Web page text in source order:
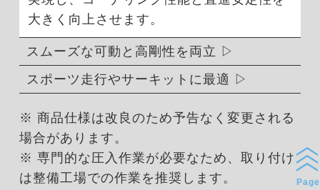
大きく向上させます。
スムーズな可動と高剛性を両立
スポーツ走行やサーキットに最適
※ 商品仕様は改良のため予告なく変更される
場合があります。
※ 専門的な圧入作業が必要なため、取り付け
は整備工場での作業を推奨します。
Page